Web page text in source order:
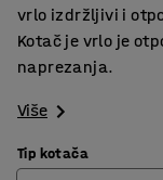
vrlo izdržljivi i
Kotač je vrlo je
naprezanja.
Više
Tip kotača